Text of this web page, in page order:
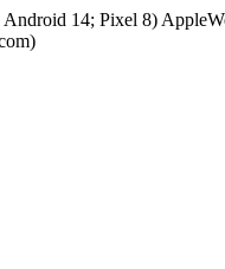
14; Pixel 8)